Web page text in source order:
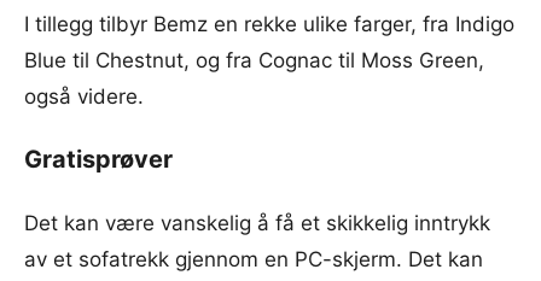
I tillegg tilbyr Bemz en rekke ulike farger, fra Indigo
Blue til Chestnut, og fra Cognac til Moss Green,
også videre.
Gratisprøver
Det kan være vanskelig å få et skikkelig inntrykk
av et sofatrekk gjennom en PC-skjerm. Det kan